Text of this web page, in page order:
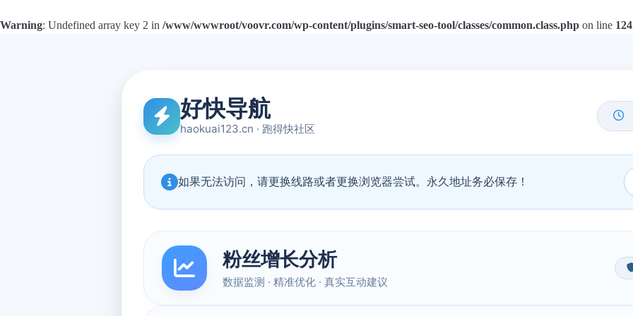
Warning: Undefined array key 2 in /www/wwwroot/voovr.com/wp-content/plugins/smart-seo-tool/classes/common.class.php on line